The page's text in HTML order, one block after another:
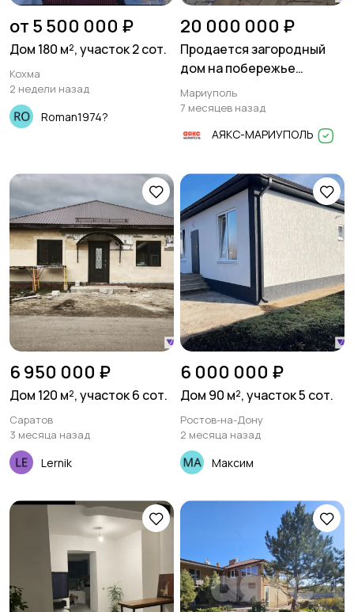
от 5 500 000 ₽
Дом 180 м², участок 2 сот.
Кохма
2 недели назад
Roman1974?
20 000 000 ₽
Продается загородный
дом на побережье
Азовского моря
Мариуполь
7 месяцев назад
АЯКС-МАРИУПОЛЬ
6 950 000 ₽
Дом 120 м², участок 6 сот.
Саратов
3 месяца назад
Lernik
6 000 000 ₽
Дом 90 м², участок 5 сот.
Ростов-на-Дону
2 месяца назад
Максим